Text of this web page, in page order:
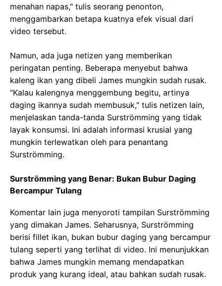
menahan napas," tulis seorang penonton,
menggambarkan betapa kuatnya efek visual dari
video tersebut.
Namun, ada juga netizen yang memberikan
peringatan penting. Beberapa menyebut bahwa
kaleng ikan yang dibeli James mungkin sudah rusak.
"Kalau kalengnya menggembung begitu, artinya
daging ikannya sudah membusuk," tulis netizen lain,
menjelaskan tanda-tanda Surströmming yang tidak
layak konsumsi. Ini adalah informasi krusial yang
mungkin terlewatkan oleh para penantang
Surströmming.
Surströmming yang Benar: Bukan Bubur Daging
Bercampur Tulang
Komentar lain juga menyoroti tampilan Surströmming
yang dimakan James. Seharusnya, Surströmming
berisi fillet ikan, bukan bubur daging yang bercampur
tulang seperti yang terlihat di video. Ini menunjukkan
bahwa James mungkin memang mendapatkan
produk yang kurang ideal, atau bahkan sudah rusak.